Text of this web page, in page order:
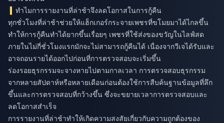
ทำไมการรายงานที่ล่าช้าจึงลดโอกาสในการกู้คืน
ทุกชั่วโมงที่ล่าช้าช่วยให้แฮ็กเกอร์กระจายเพชรที่ขโมยมาได้ไกลขึ้น
ทำให้การกู้คืนทำได้ยากขึ้นเรื่อยๆ เพชรที่ใช้ส่งของขวัญในไลฟ์สด
ภายในไม่กี่ชั่วโมงแรกมักจะไม่สามารถกู้คืนได้ เนื่องจากวีเจได้รับและ
อาจถอนรายได้ออกไปก่อนที่การตรวจสอบจะเริ่มขึ้น
ร่องรอยธุรกรรมจะจางหายไปตามกาลเวลา การตรวจสอบธุรกรรม
จากหลายสัปดาห์หรือหลายเดือนก่อนต้องใช้การสืบค้นฐานข้อมูลที่ลึก
ขึ้นและการตรวจสอบที่กว้างขึ้น ซึ่งจะขยายเวลาการตรวจสอบและ
ลดโอกาสสำเร็จ
การรายงานที่ล่าช้าทำให้เกิดความสงสัยเกี่ยวกับความถูกต้องของ